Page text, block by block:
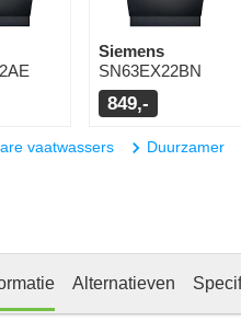
Siemens
SN63EX22BN
849,-
vaatwassers Duurzamer
Alternatieven